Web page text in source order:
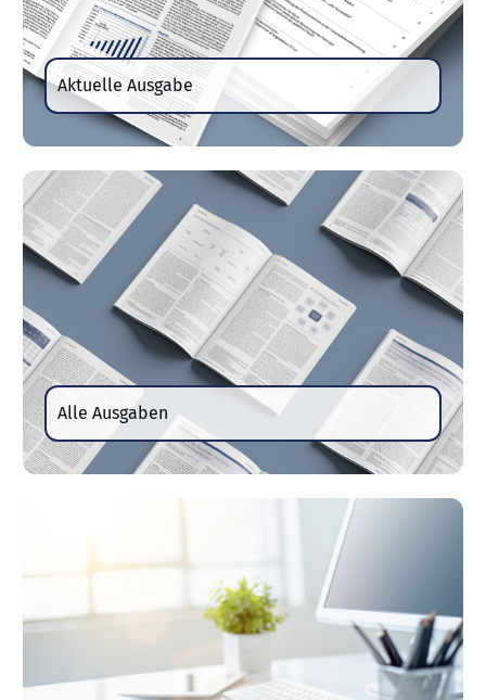
Aktuelle Ausgabe
Alle Ausgaben